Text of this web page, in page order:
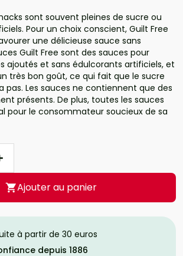
sont souvent pleines de sucre ou
Pour un choix conscient, Guilt Free
une délicieuse sauce sans
Guilt Free sont des sauces pour
ajoutés et sans édulcorants artificiels, et
très bon goût, ce qui fait que le sucre
pas. Les sauces ne contiennent que des
présents. De plus, toutes les sauces
pour le consommateur soucieux de sa
Ajouter au panier
à partir de 30 euros
depuis 1886